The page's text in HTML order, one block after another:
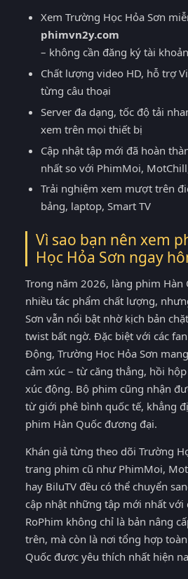
Xem Trường Học Hỏa Sơn
phimvn2y.com
– không cần đăng ký tài khoản
Chất lượng video HD, hỗ trợ
từng câu thoại
Server đa dạng, tốc độ tải
xem trên mọi thiết bị
Cập nhật tập mới đã hoàn
nhất so với PhimMoi,
Trải nghiệm xem mượt trên
bảng, laptop, Smart TV
Vì sao bạn nên xem
Học Hỏa Sơn ngay
Trong năm 2026, làng phim Hàn
nhiều tác phẩm chất lượng,
Sơn vẫn nổi bật nhờ kịch bản
twist bất ngờ. Đặc biệt với các
Động, Trường Học Hỏa Sơn
cảm xúc – từ căng thẳng, hồi
xúc động. Bộ phim cũng nhận
từ giới phê bình quốc tế, khẳng
phim Hàn Quốc đương đại.
Khán giả từng theo dõi Trường
trang phim cũ như PhimMoi,
hay BiluTV đều có thể chuyển
cập nhật những tập mới nhất
RoPhim không chỉ là bản nâng
trên, mà còn là nơi tổng hợp
Quốc được yêu thích nhất hiện